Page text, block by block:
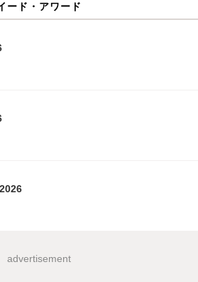
ード・アワード
advertisement